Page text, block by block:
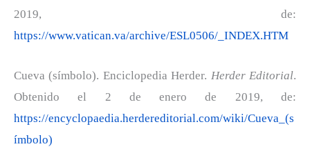
2019, de:
https://www.vatican.va/archive/ESL0506/_INDEX.HTM
Cueva (símbolo). Enciclopedia Herder. Herder Editorial.
Obtenido el 2 de enero de 2019, de:
https://encyclopaedia.herdereditorial.com/wiki/Cueva_(s
ímbolo)